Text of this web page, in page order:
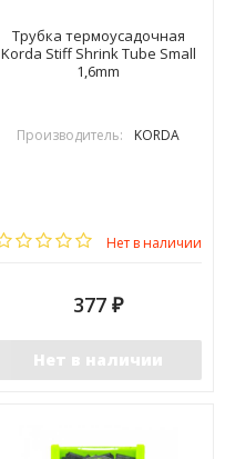
Трубка термоусадочная
Korda Stiff Shrink Tube Small
1,6mm
Производитель: KORDA
Нет в наличии
377 ₽
Нет в наличии